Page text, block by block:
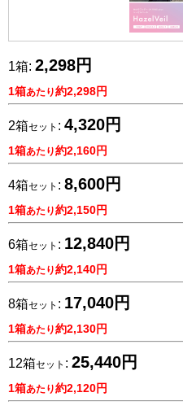
1箱: 2,298円
1箱あたり約2,298円
2箱セット : 4,320円
1箱あたり約2,160円
4箱セット : 8,600円
1箱あたり約2,150円
6箱セット : 12,840円
1箱あたり約2,140円
8箱セット : 17,040円
1箱あたり約2,130円
12箱セット : 25,440円
1箱あたり約2,120円